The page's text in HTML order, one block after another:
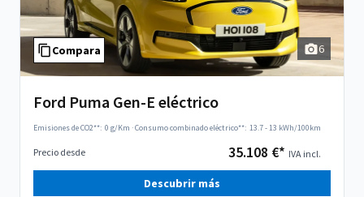
Compara 6
Ford Puma Gen-E eléctrico
Emisiones de CO2**: 0 g/Km ·Consumo combinado eléctrico**: 13.7 - 13 kWh/100km
Precio desde 35.108 €* IVA incl.
Descubrir más